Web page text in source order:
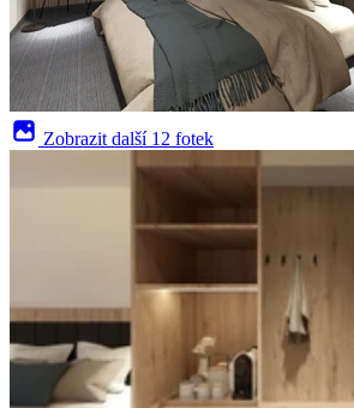
Zobrazit další 12 fotek